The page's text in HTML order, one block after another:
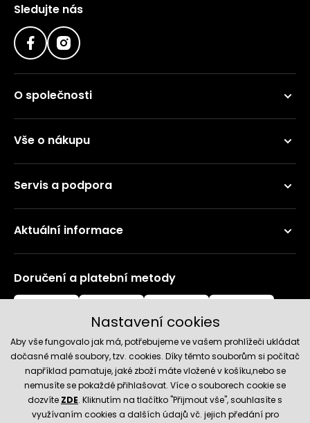
Sledujte nás
O společnosti
Vše o nákupu
Servis a podpora
Aktuální informace
Doručení a platební metody
Spolehlivý obchod
Nastavení cookies
Aby vše fungovalo jak má, potřebujeme ve vašem prohlížeči ukládat
dočasně malé soubory, tzv. cookies. Díky těmto souborům si počítač
například pamatuje, jaké zboží máte vložené v košíku,nebo se
nemusíte se pokaždé přihlašovat. Více o souborech cookie se
dozvíte ZDE. Kliknutím na tlačítko "Přijmout vše", souhlasíte s
využívaním cookies a dalších údajů vč. jejich předání pro